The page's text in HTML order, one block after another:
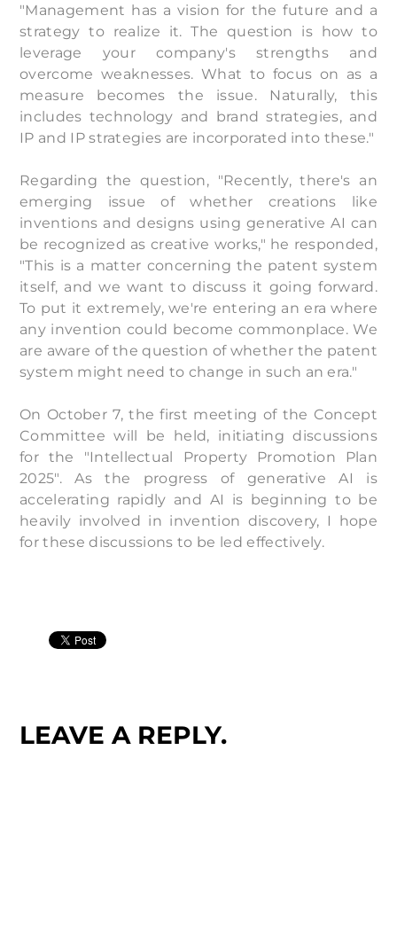
"Management has a vision for the future and a
strategy to realize it. The question is how to
leverage your company's strengths and
overcome weaknesses. What to focus on as a
measure becomes the issue. Naturally, this
includes technology and brand strategies, and
IP and IP strategies are incorporated into these."
Regarding the question, "Recently, there's an
emerging issue of whether creations like
inventions and designs using generative AI can
be recognized as creative works," he responded,
"This is a matter concerning the patent system
itself, and we want to discuss it going forward.
To put it extremely, we're entering an era where
any invention could become commonplace. We
are aware of the question of whether the patent
system might need to change in such an era."
On October 7, the first meeting of the Concept
Committee will be held, initiating discussions
for the "Intellectual Property Promotion Plan
2025". As the progress of generative AI is
accelerating rapidly and AI is beginning to be
heavily involved in invention discovery, I hope
for these discussions to be led effectively.
LEAVE A REPLY.